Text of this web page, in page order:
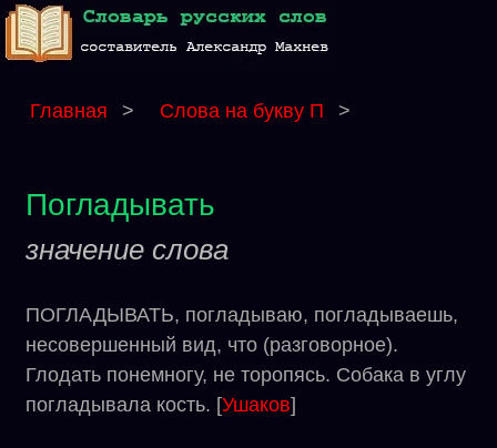
Главная > Слова на букву П >
Погладывать
значение слова
ПОГЛАДЫВАТЬ, погладываю, погладываешь,
несовершенный вид, что (разговорное).
Глодать понемногу, не торопясь. Собака в углу
погладывала кость. [Ушаков]